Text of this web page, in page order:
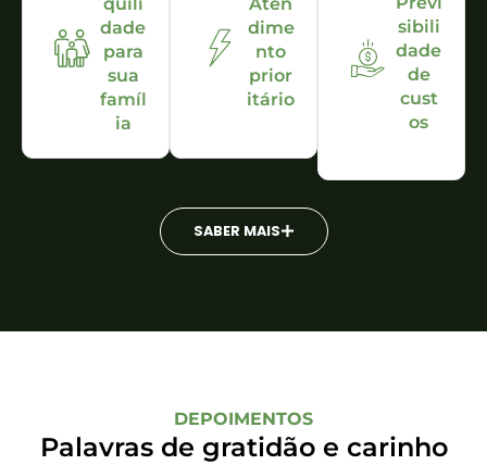
quili
dade
para
sua
famíl
ia
Aten
dime
nto
prior
itário
sibili
dade
de
cust
os
SABER MAIS
DEPOIMENTOS
Palavras de gratidão e carinho